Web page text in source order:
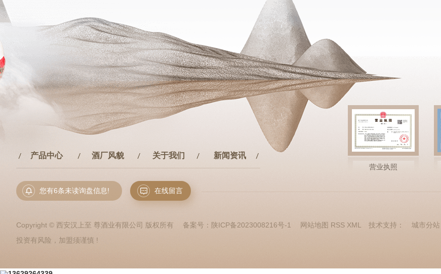
产品中心 酒厂风貌 关于我们 新闻资讯
您有6条未读询盘信息! 在线留言
营业执照
Copyright © 西安汉上至 尊酒业有限公司 版权所有 备案号： 陕ICP备2023008216号-1 网站地图 RSS XML 技术支持： 城市分站
城
分
投资有风险，加盟须谨慎 !